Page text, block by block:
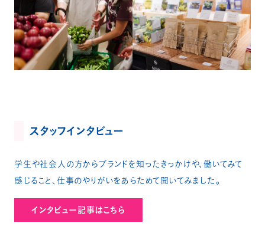
スタッフインタビュー
学生や社会人の方からブランドを知ったきっかけや、働いてみて
感じること、仕事のやりがいをあらためて聞いてみました。
インタビュー記事はこちら